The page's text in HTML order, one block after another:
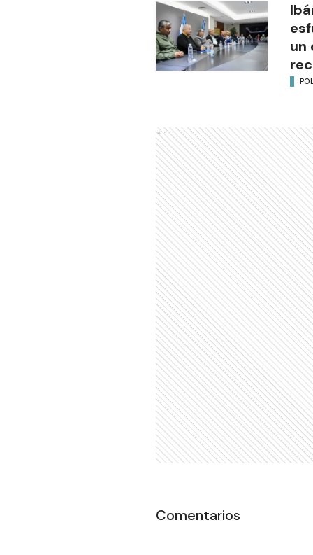
un
Ads
Comentarios